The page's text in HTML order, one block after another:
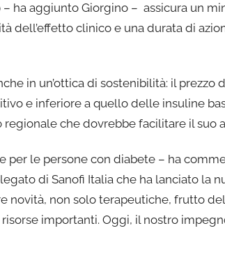
ha aggiunto Giorgino – assicura un
dell’effetto clinico e una durata di
in un’ottica di sostenibilità: il
e inferiore a quello delle insuline
che dovrebbe facilitare il suo
per le persone con diabete – ha
di Sanofi Italia che ha lanciato la
novità, non solo terapeutiche, frutto
importanti. Oggi, il nostro